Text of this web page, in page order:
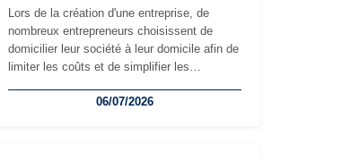
Lors de la création d'une entreprise, de
nombreux entrepreneurs choisissent de
domicilier leur société à leur domicile afin de
limiter les coûts et de simplifier les
l'activité, cette solution peut rapidement
06/07/2026